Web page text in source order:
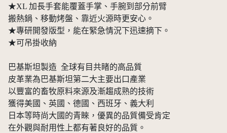
★XL 加長手套能覆蓋手掌、手腕到部分前臂
搬熱鍋、移動烤盤、靠近火源時更安心。
★專研開發版型，能在緊急情況下迅速摘下。
★可吊掛收納
巴基斯坦製造 全球有目共睹的高品質
皮革業為巴基斯坦第二大主要出口產業
以豐富的畜牧原料來源及漸趨成熟的技術
獲得美國、英國、德國、西班牙、義大利
日本等時尚大國的青睞，優異的品質備受肯定
在外觀與耐用性上都有著良好的品質。